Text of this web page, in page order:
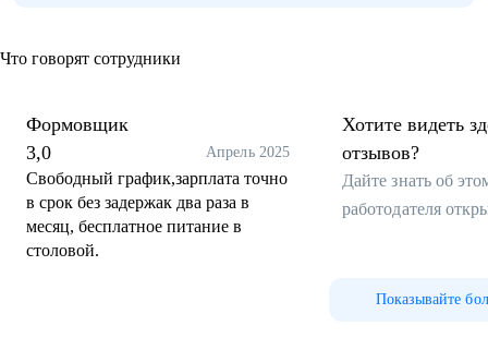
Что говорят сотрудники
Формовщик
3,0
Апрель 2025
Свободный график,зарплата точно
в срок без задержак два раза в
месяц, бесплатное питание в
столовой.
Хотите видеть
отзывов?
Дайте знать об
работодателя
Показывайте